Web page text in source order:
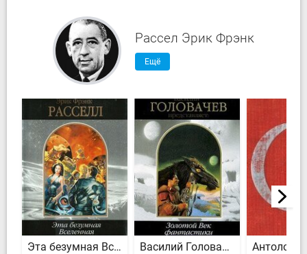
Рассел Эрик Фрэнк
Ещё
Эта безумная Вселенная Василий Головачёв представляет: Золотой Век фантастики